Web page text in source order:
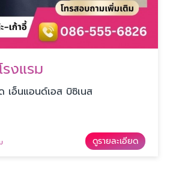
รงแรม
เอ็นแอนด์เอส บิซิเนส
ดูรายละเอียด